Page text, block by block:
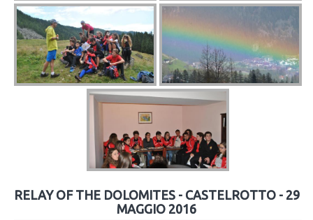
RELAY OF THE DOLOMITES - CASTELROTTO - 29
MAGGIO 2016